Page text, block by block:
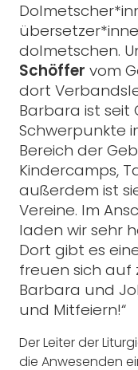
dolmetschen.
Schöffer vom
dort
Barbara ist
Schwerpunkte
Bereich der
Kindercamps,
außerdem ist
Vereine. Im
laden wir sehr
Dort gibt es
freuen sich auf
Barbara und
und Mitfeiern!“
Der Leiter der
die Anwesenden